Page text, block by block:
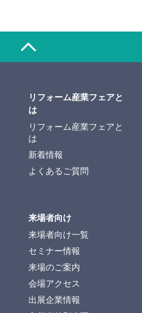
リフォーム産業フェアと
は
リフォーム産業フェアと
は
新着情報
よくあるご質問
来場者向け
来場者向け一覧
セミナー情報
来場のご案内
会場アクセス
出展企業情報